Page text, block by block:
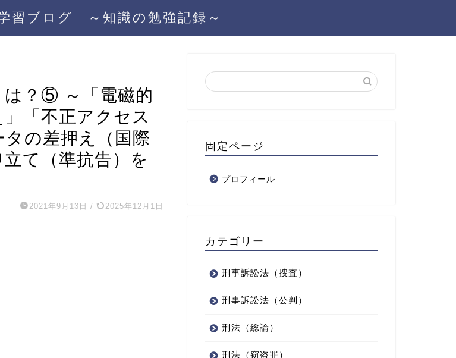
習ブログ ～知識の勉強記録～
は？⑤ ～「電磁的
「不正アクセス
の差押え（国際
て（準抗告）を
2021年9月13日 / 2025年12月1日
固定ページ
プロフィール
カテゴリー
刑事訴訟法（捜査）
刑事訴訟法（公判）
刑法（総論）
刑法（窃盗罪）